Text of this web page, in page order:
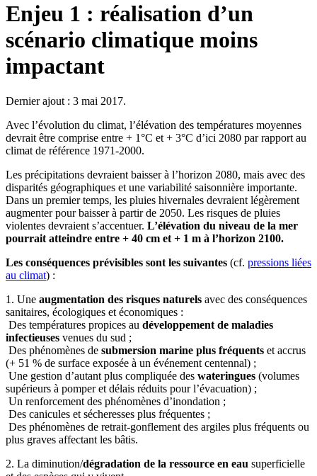
Enjeu 1 : réalisation d’un
scénario climatique moins
impactant
Dernier ajout : 3 mai 2017.
Avec l’évolution du climat, l’élévation des températures moyennes
devrait être comprise entre + 1°C et + 3°C d’ici 2080 par rapport au
climat de référence 1971-2000.
Les précipitations devraient baisser à l’horizon 2080, mais avec des
disparités géographiques et une variabilité saisonnière importante.
Dans un premier temps, les pluies hivernales devraient légèrement
augmenter pour baisser à partir de 2050. Les risques de pluies
violentes devraient s’accentuer. L’élévation du niveau de la mer
pourrait atteindre entre + 40 cm et + 1 m à l’horizon 2100.
Les conséquences prévisibles sont les suivantes (cf. pressions liées
au climat) :
1. Une augmentation des risques naturels avec des conséquences
sanitaires, écologiques et économiques :
Des températures propices au développement de maladies
infectieuses venues du sud ;
Des phénomènes de submersion marine plus fréquents et accrus
(+ 51 % de surface exposée à un événement centennal) ;
Une gestion d’autant plus compliquée des wateringues (volumes
supérieurs à pomper et délais réduits pour l’évacuation) ;
Un renforcement des phénomènes d’inondation ;
Des canicules et sécheresses plus fréquentes ;
Des phénomènes de retrait-gonflement des argiles plus fréquents ou
plus graves affectant les bâtis.
2. La diminution/dégradation de la ressource en eau superficielle